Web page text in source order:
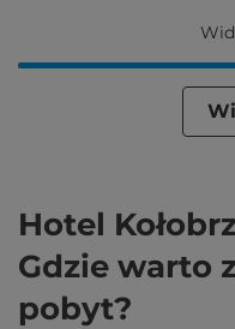
Hotel
Gdzie warto
pobyt?